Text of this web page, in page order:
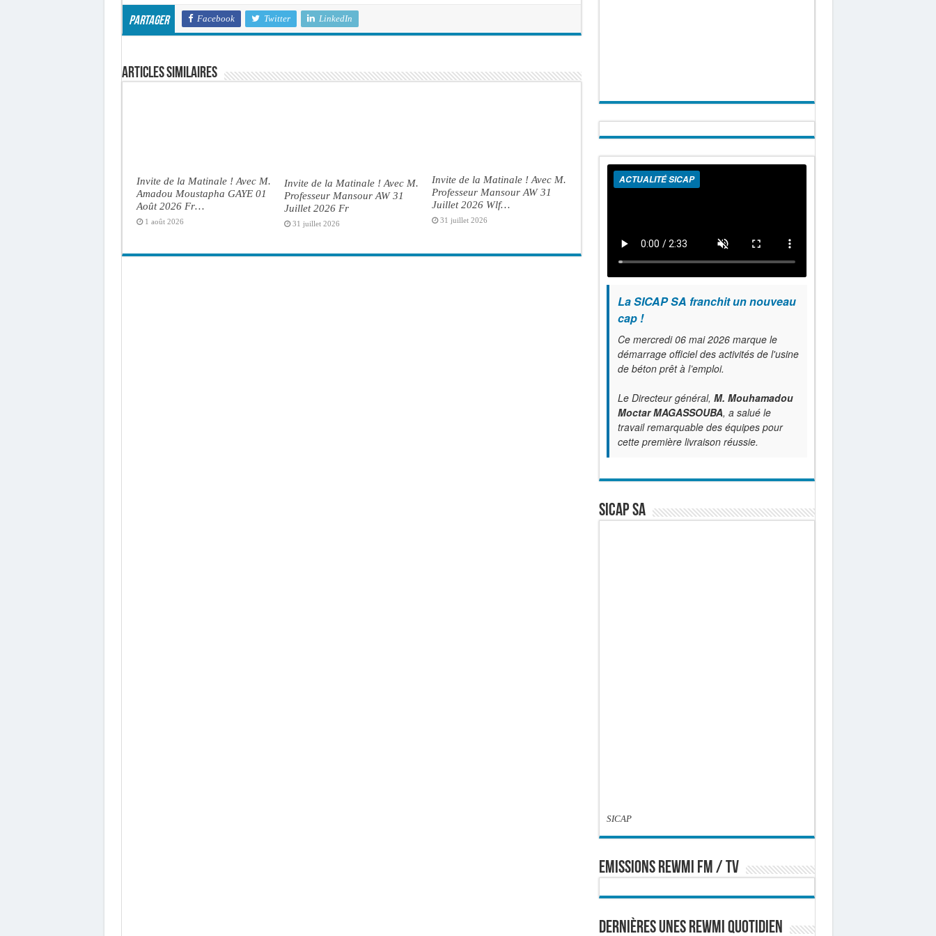
Partager Facebook Twitter LinkedIn
Articles similaires
Invite de la Matinale ! Avec M.
Amadou Moustapha GAYE 01
Août 2026 Fr…
1 août 2026
Invite de la Matinale ! Avec M.
Professeur Mansour AW 31
Juillet 2026 Fr
31 juillet 2026
Invite de la Matinale ! Avec M.
Professeur Mansour AW 31
Juillet 2026 Wlf…
31 juillet 2026
ACTUALITÉ SICAP
La SICAP SA franchit un nouveau
cap !
Ce mercredi 06 mai 2026 marque le
démarrage officiel des activités de l'usine
de béton prêt à l’emploi.
Le Directeur général, M. Mouhamadou
Moctar MAGASSOUBA, a salué le
travail remarquable des équipes pour
cette première livraison réussie.
SICAP SA
SICAP
EMISSIONS REWMI FM / TV
Dernières Unes Rewmi Quotidien